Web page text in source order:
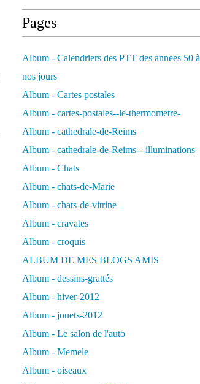
Pages
Album - Calendriers des PTT des annees 50 à
nos jours
Album - Cartes postales
Album - cartes-postales--le-thermometre-
Album - cathedrale-de-Reims
Album - cathedrale-de-Reims---illuminations
Album - Chats
Album - chats-de-Marie
Album - chats-de-vitrine
Album - cravates
Album - croquis
ALBUM DE MES BLOGS AMIS
Album - dessins-grattés
Album - hiver-2012
Album - jouets-2012
Album - Le salon de l'auto
Album - Memele
Album - oiseaux